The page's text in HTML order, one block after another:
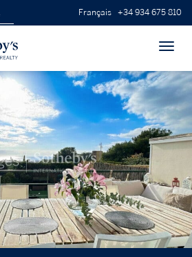
Français +34 934 675 810